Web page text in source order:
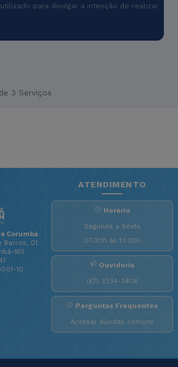
para divulgar a intenção de realizar
3 Serviços
Corumbá
Barros, 01
MS
10
ATENDIMENTO
Horário
Segunda a Sexta
07:30h às 13:30h
Ouvidoria
(67) 3234-3406
Perguntas Frequentes
Acessar dúvidas comuns